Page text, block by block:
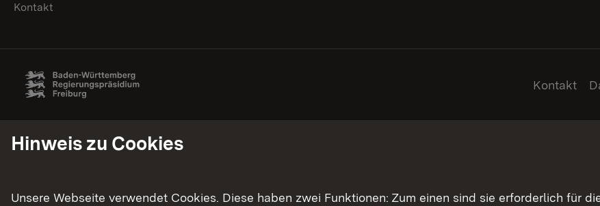
Kontakt
Kontakt
Hinweis zu Cookies
Unsere Webseite verwendet Cookies. Diese haben zwei Funktionen: Zum einen sind sie erforderlich für